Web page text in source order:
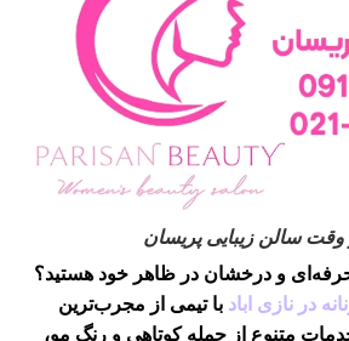
وقت سالن زیبایی پریسان
حرفه‌ای و درخشان در ظاهر خود هستید؟
در نازی اباد با تیمی از مجرب‌ترین
متنوع از جمله کوتاهی و رنگ مو،